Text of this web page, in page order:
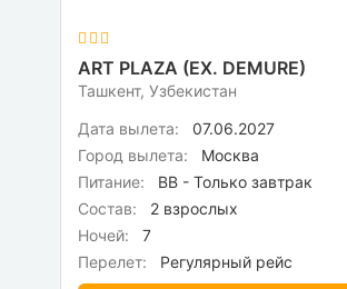
ART PLAZA (EX. DEMURE)
Ташкент, Узбекистан
Дата вылета:
07.06.2027
Город вылета:
Москва
Питание:
BB - Только завтрак
Состав:
2 взрослых
Ночей:
7
Перелет:
Регулярный рейс